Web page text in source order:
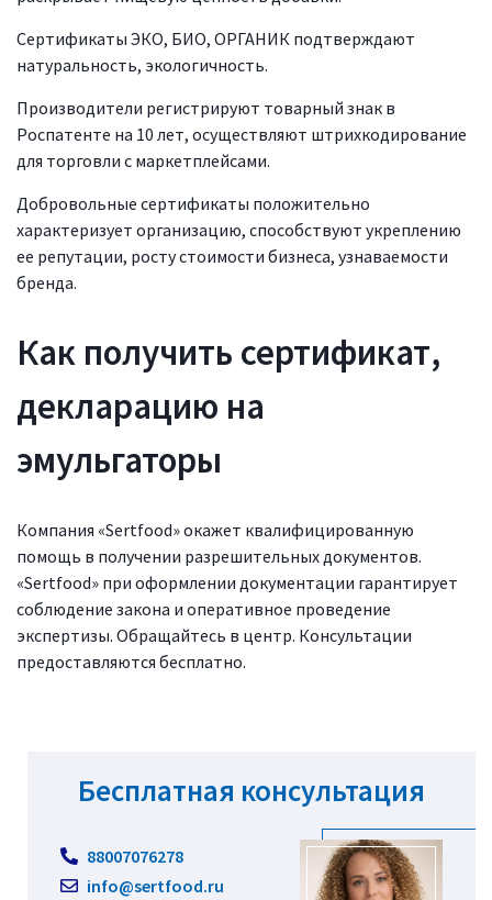
Сертификаты ЭКО, БИО, ОРГАНИК подтверждают
натуральность, экологичность.
Производители регистрируют товарный знак в
Роспатенте на 10 лет, осуществляют штрихкодирование
для торговли с маркетплейсами.
Добровольные сертификаты положительно
характеризует организацию, способствуют укреплению
ее репутации, росту стоимости бизнеса, узнаваемости
бренда.
Как получить сертификат,
декларацию на
эмульгаторы
Компания «Sertfood» окажет квалифицированную
помощь в получении разрешительных документов.
«Sertfood» при оформлении документации гарантирует
соблюдение закона и оперативное проведение
экспертизы. Обращайтесь в центр. Консультации
предоставляются бесплатно.
Бесплатная консультация
88007076278
info@sertfood.ru